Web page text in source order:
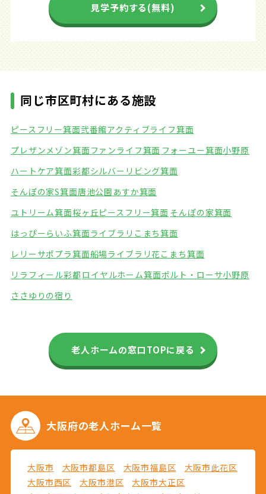
見学予約する(無料)
同じ市区町村にある施設
ピースフリー箕面弐番館アクティブライフ箕面
プレザンメゾン箕面ファンライフ箕面 フォーユー箕面小野原
ハートケア箕面彩都シルバーリビング箕面
そんぽの家S箕面唐池公園 あすか箕面
ユトリーム箕面桜ヶ丘ピースフリー箕面 そんぽの家箕面
はっぴーらいふ箕面ライブラリこまち箕面
レリーサポプラ箕面船場ライブラリ花こまち箕面
リラフィール彩都 ロイヤルホーム箕面ポルト・ローサ小野原
ささゆりの宿り
老人ホームの窓口TOPに戻る
大阪府の老人ホーム一覧
大阪市 大阪市都島区 大阪市福島区
大阪市此花区
大阪市西区
大阪市港区
大阪市大正区